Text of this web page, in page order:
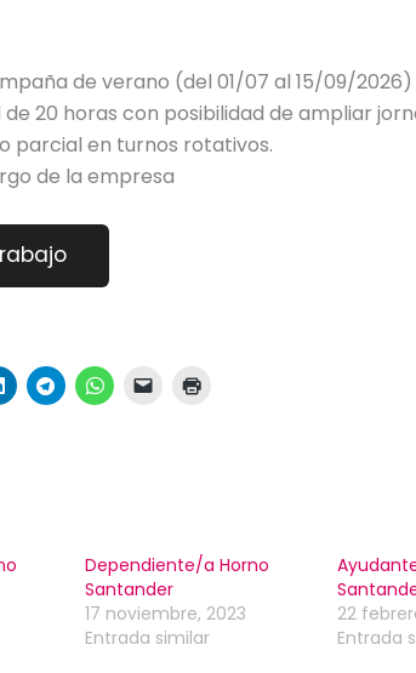
de verano (del 01/07 al 15/09/2026)
20 horas con posibilidad de ampliar
parcial en turnos rotativos.
de la empresa
Dependiente/a Horno
Santander
17 noviembre, 2023
Entrada similar
22
Entrada